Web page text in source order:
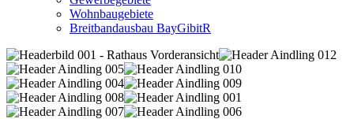
Wohnbaugebiete
Breitbandausbau BayGibitR